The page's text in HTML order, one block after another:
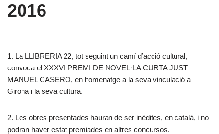
2016
1. La LLIBRERIA 22, tot seguint un camí d’acció cultural,
convoca el XXXVI PREMI DE NOVEL·LA CURTA JUST
MANUEL CASERO, en homenatge a la seva vinculació a
Girona i la seva cultura.
2. Les obres presentades hauran de ser inèdites, en català, i no
podran haver estat premiades en altres concursos.